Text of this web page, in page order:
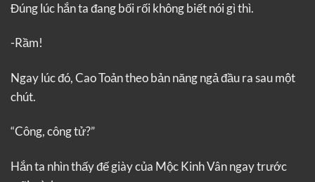
Đúng lúc hắn ta đang bối rối không biết nói gì thì.
-Rầm!
Ngay lúc đó, Cao Toản theo bản năng ngả đầu ra sau một
chút.
“Công, công tử?”
Hắn ta nhìn thấy đế giày của Mộc Kinh Vân ngay trước